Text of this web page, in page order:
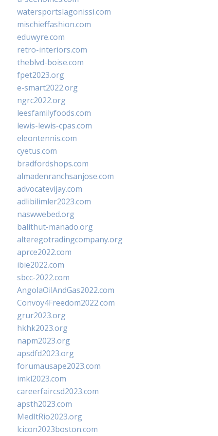
watersportslagonissi.com
mischieffashion.com
eduwyre.com
retro-interiors.com
theblvd-boise.com
fpet2023.org
e-smart2022.org
ngrc2022.org
leesfamilyfoods.com
lewis-lewis-cpas.com
eleontennis.com
cyetus.com
bradfordshops.com
almadenranchsanjose.com
advocatevijay.com
adlibilimler2023.com
naswwebed.org
balithut-manado.org
alteregotradingcompany.org
aprce2022.com
ibie2022.com
sbcc-2022.com
AngolaOilAndGas2022.com
Convoy4Freedom2022.com
grur2023.org
hkhk2023.org
napm2023.org
apsdfd2023.org
forumausape2023.com
imkl2023.com
careerfaircsd2023.com
apsth2023.com
MedItRio2023.org
lcicon2023boston.com